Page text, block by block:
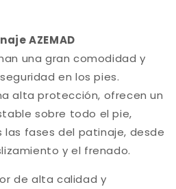
AZEMAD
una gran comodidad y
en los pies.
alta protección, ofrecen un
sobre todo el pie,
fases del patinaje, desde
y el frenado.
de alta calidad y